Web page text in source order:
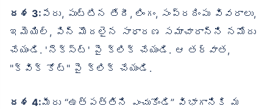
దశ 3: పేరు, పుట్టిన తేదీ, లింగం, సంప్రదింపు వివరాలు,
ఇమెయిల్, పిన్ మొదలైన సాధారణ సమాచారాన్ని నమోదు
చేయండి. 'నెక్స్ట్' పై క్లిక్ చేయండి. ఆ తర్వాత,
"క్విక్ కోట్" పై క్లిక్ చేయండి.
దశ 4:మీరు “ఉత్పత్తిని ఎంచుకోండి” విభాగానికి మ